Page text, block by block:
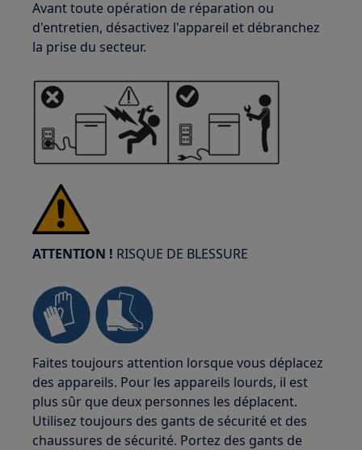
Avant toute opération de réparation ou
d'entretien, désactivez l'appareil et débranchez
la prise du secteur.
ATTENTION ! RISQUE DE BLESSURE
Faites toujours attention lorsque vous déplacez
des appareils. Pour les appareils lourds, il est
plus sûr que deux personnes les déplacent.
Utilisez toujours des gants de sécurité et des
chaussures de sécurité. Portez des gants de